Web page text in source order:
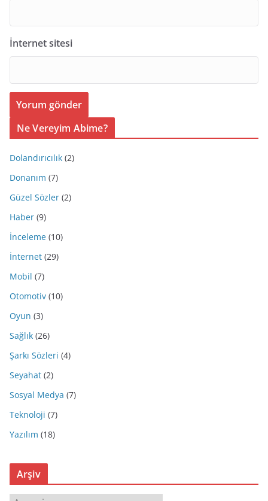
İnternet sitesi
Ne Vereyim Abime?
Dolandırıcılık (2)
Donanım (7)
Güzel Sözler (2)
Haber (9)
İnceleme (10)
İnternet (29)
Mobil (7)
Otomotiv (10)
Oyun (3)
Sağlık (26)
Şarkı Sözleri (4)
Seyahat (2)
Sosyal Medya (7)
Teknoloji (7)
Yazılım (18)
Arşiv